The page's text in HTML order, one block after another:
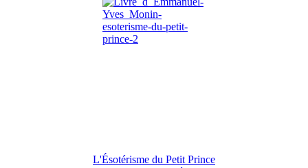
L'Ésotérisme du Petit Prince